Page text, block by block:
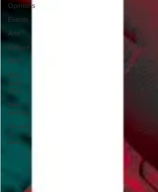
Opinions
Events
Arts
Culture
ADV
Arte
dagli
USA
New
entries
Vinum
et
Amo